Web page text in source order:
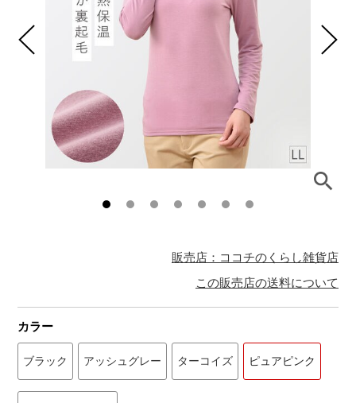
販売店：ココチのくらし雑貨店
この販売店の送料について
カラー
ブラック アッシュグレー ターコイズ ピュアピンク